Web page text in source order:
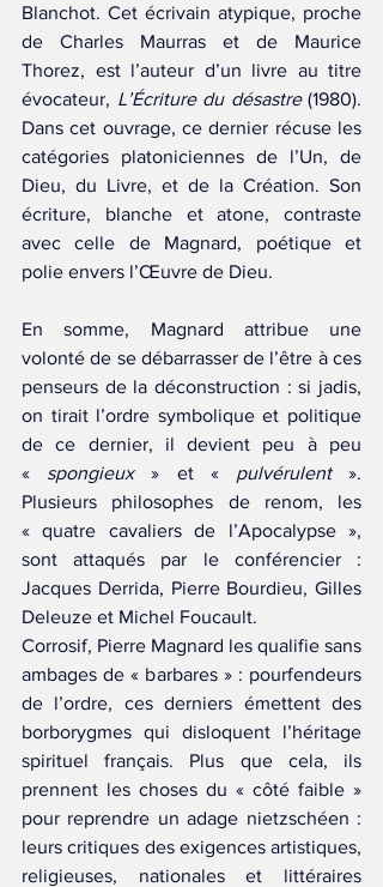
Blanchot. Cet écrivain atypique, proche
de Charles Maurras et de Maurice
Thorez, est l’auteur d’un livre au titre
évocateur, L’Écriture du désastre (1980).
Dans cet ouvrage, ce dernier récuse les
catégories platoniciennes de l’Un, de
Dieu, du Livre, et de la Création. Son
écriture, blanche et atone, contraste
avec celle de Magnard, poétique et
polie envers l’Œuvre de Dieu.
En somme, Magnard attribue une
volonté de se débarrasser de l’être à ces
penseurs de la déconstruction : si jadis,
on tirait l’ordre symbolique et politique
de ce dernier, il devient peu à peu
« spongieux » et « pulvérulent ».
Plusieurs philosophes de renom, les
« quatre cavaliers de l’Apocalypse »,
sont attaqués par le conférencier :
Jacques Derrida, Pierre Bourdieu, Gilles
Deleuze et Michel Foucault.
Corrosif, Pierre Magnard les qualifie sans
ambages de « barbares » : pourfendeurs
de l’ordre, ces derniers émettent des
borborygmes qui disloquent l’héritage
spirituel français. Plus que cela, ils
prennent les choses du « côté faible »
pour reprendre un adage nietzschéen :
leurs critiques des exigences artistiques,
religieuses, nationales et littéraires